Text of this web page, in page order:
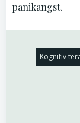
panikangst.
Kognitiv